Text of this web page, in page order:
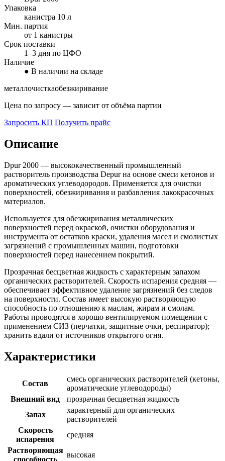
Упаковка
канистра 10 л
Мин. партия
от 1 канистры
Срок поставки
1–3 дня по ЦФО
Наличие
● В наличии на складе
металлочисткаобезжиривание
Цена по запросу — зависит от объёма партии
Запросить КП Получить прайс
Описание
Dpur 2000 — высококачественный промышленный
растворитель производства Depur на основе смеси кетонов и
ароматических углеводородов. Применяется для очистки
поверхностей, обезжиривания и разбавления лакокрасочных
материалов.
Используется для обезжиривания металлических
поверхностей перед окраской, очистки оборудования и
инструмента от остатков краски, удаления масел и смолистых
загрязнений с промышленных машин, подготовки
поверхностей перед нанесением покрытий.
Прозрачная бесцветная жидкость с характерным запахом
органических растворителей. Скорость испарения средняя —
обеспечивает эффективное удаление загрязнений без следов
на поверхности. Состав имеет высокую растворяющую
способность по отношению к маслам, жирам и смолам.
Работы проводятся в хорошо вентилируемом помещении с
применением СИЗ (перчатки, защитные очки, респиратор);
хранить вдали от источников открытого огня.
Характеристики
Состав
смесь органических растворителей (кетоны,
ароматические углеводороды)
Внешний вид
прозрачная бесцветная жидкость
Запах
характерный для органических
растворителей
Скорость
испарения
средняя
Растворяющая
высокая